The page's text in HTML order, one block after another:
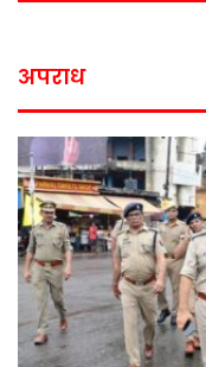
अपराध